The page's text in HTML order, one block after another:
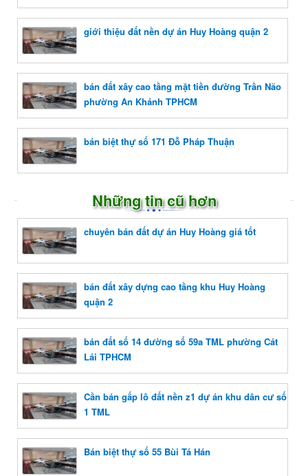
giới thiệu đất nền dự án Huy Hoàng quận 2
bán đất xây cao tầng mặt tiền đường Trần Não
phường An Khánh TPHCM
bán biệt thự số 171 Đỗ Pháp Thuận
Những tin cũ hơn
chuyên bán đất dự án Huy Hoàng giá tốt
bán đất xây dựng cao tầng khu Huy Hoàng
quận 2
bán đất số 14 đường số 59a TML phường Cát
Lái TPHCM
Cần bán gấp lô đất nền z1 dự án khu dân cư số
1 TML
Bán biệt thự số 55 Bùi Tá Hán